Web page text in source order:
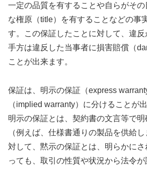
一定の品質を有することや自らがそ
な権原（title）を有することなどの事
す。この保証したことに対して、違
手方は違反した当事者に損害賠償（
ことが出来ます。
保証は、明示の保証（express
（implied warranty）に分けることが出
明示の保証とは、契約書の文言等で
（例えば、仕様書通りの製品を供給
対して、黙示の保証とは、明らかに
っても、取引の性質や状況から法令が